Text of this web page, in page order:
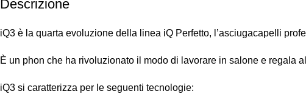
Descrizione
iQ3 è la quarta evoluzione della linea iQ Perfetto, l’asciugacapelli
È un phon che ha rivoluzionato il modo di lavorare in salone e regala
iQ3 si caratterizza per le seguenti tecnologie: